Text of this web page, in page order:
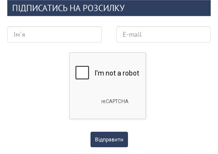
ПІДПИСАТИСЬ НА РОЗСИЛКУ
Відправити